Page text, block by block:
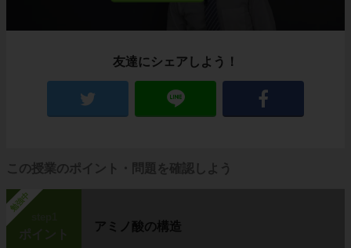
友達にシェアしよう！
この授業のポイント・問題を確認しよう
勉強中
ポイント
アミノ酸の構造